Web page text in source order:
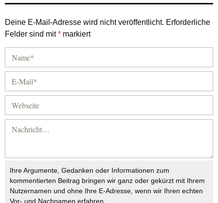
Deine E-Mail-Adresse wird nicht veröffentlicht. Erforderliche
Felder sind mit* markiert
Ihre Argumente, Gedanken oder Informationen zum
kommentierten Beitrag bringen wir ganz oder gekürzt mit Ihrem
Nutzernamen und ohne Ihre E-Adresse, wenn wir Ihren echten
Vor- und Nachnamen erfahren.